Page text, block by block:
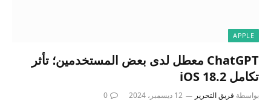
APPLE
ChatGPT معطل لدى بعض المستخدمين؛ تأثر
تكامل iOS 18.2
بواسطة فريق التحرير 12 ديسمبر، 2024 0